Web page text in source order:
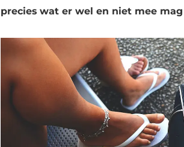
precies wat er wel en niet mee